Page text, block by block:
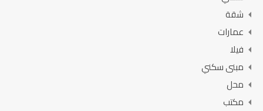
شقة
عمارات
فيلا
مبنى سكني
محل
مكتب